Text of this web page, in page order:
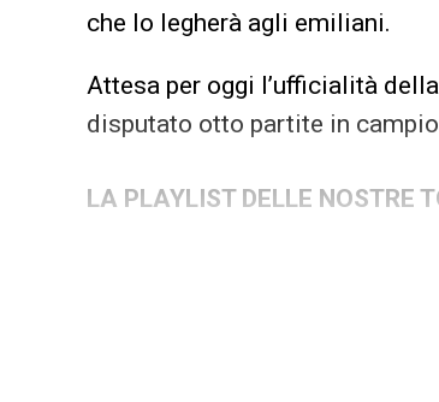
che lo legherà agli emiliani.
Attesa per oggi l’ufficialità
disputato otto partite in
LA PLAYLIST DELLE NOSTRE